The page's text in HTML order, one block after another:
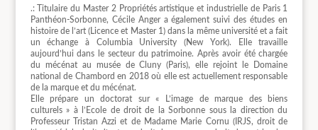
.: Titulaire du Master 2 Propriétés artistique et industrielle de Paris 1
Panthéon-Sorbonne, Cécile Anger a également suivi des études en
histoire de l’art (Licence et Master 1) dans la même université et a fait
un échange à Columbia University (New York). Elle travaille
aujourd’hui dans le secteur du patrimoine. Après avoir été chargée
du mécénat au musée de Cluny (Paris), elle rejoint le Domaine
national de Chambord en 2018 où elle est actuellement responsable
de la marque et du mécénat.
Elle prépare un doctorat sur « L’image de marque des biens
culturels » à l’Ecole de droit de la Sorbonne sous la direction du
Professeur Tristan Azzi et de Madame Marie Cornu (IRJS, droit de